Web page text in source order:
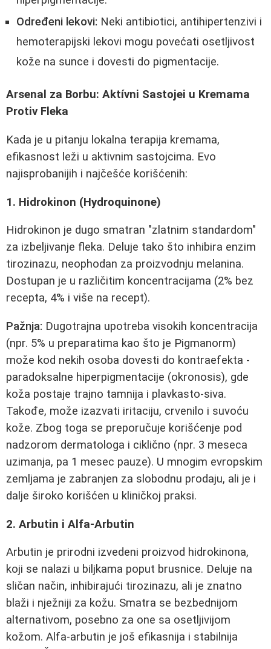
Određeni lekovi: Neki antibiotici, antihipertenzivi i
hemoterapijski lekovi mogu povećati osetljivost
kože na sunce i dovesti do pigmentacije.
Arsenal za Borbu: Aktívni Sastojei u Kremama
Protiv Fleka
Kada je u pitanju lokalna terapija kremama,
efikasnost leži u aktivnim sastojcima. Evo
najisprobanijih i najčešće korišćenih:
1. Hidrokinon (Hydroquinone)
Hidrokinon je dugo smatran "zlatnim standardom"
za izbeljivanje fleka. Deluje tako što inhibira enzim
tirozinazu, neophodan za proizvodnju melanina.
Dostupan je u različitim koncentracijama (2% bez
recepta, 4% i više na recept).
Pažnja: Dugotrajna upotreba visokih koncentracija
(npr. 5% u preparatima kao što je Pigmanorm)
može kod nekih osoba dovesti do kontraefekta -
paradoksalne hiperpigmentacije (okronosis), gde
koža postaje trajno tamnija i plavkasto-siva.
Takođe, može izazvati iritaciju, crvenilo i suvoću
kože. Zbog toga se preporučuje korišćenje pod
nadzorom dermatologa i ciklično (npr. 3 meseca
uzimanja, pa 1 mesec pauze). U mnogim evropskim
zemljama je zabranjen za slobodnu prodaju, ali je i
dalje široko korišćen u kliničkoj praksi.
2. Arbutin i Alfa-Arbutin
Arbutin je prirodni izvedeni proizvod hidrokinona,
koji se nalazi u biljkama poput brusnice. Deluje na
sličan način, inhibirajući tirozinazu, ali je znatno
blaži i nježniji za kožu. Smatra se bezbednijom
alternativom, posebno za one sa osetljivijom
kožom. Alfa-arbutin je još efikasnija i stabilnija